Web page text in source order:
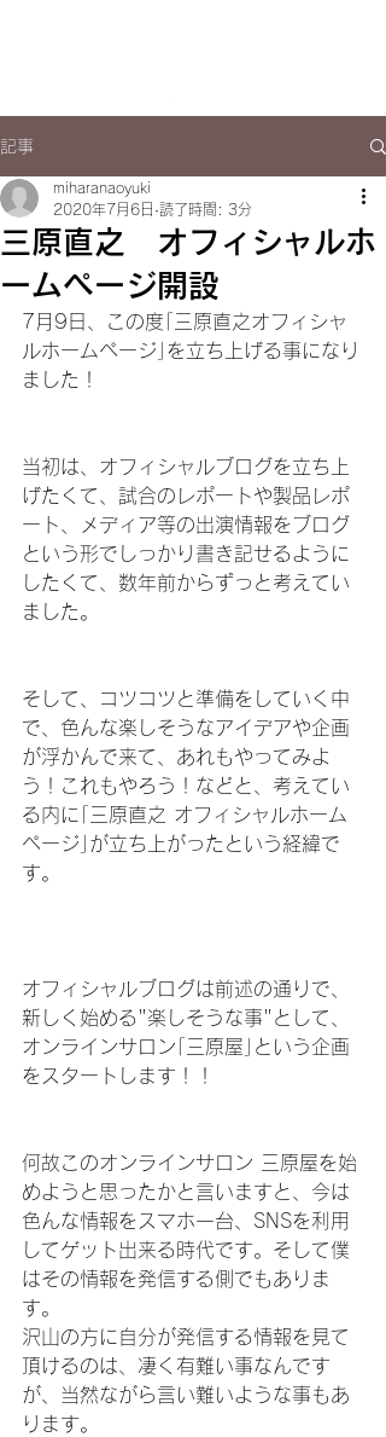
記事
三原直之 オフィシャルホ
ームページ開設
miharanaoyuki
2020年7月6日 読了時間: 3分
7月9日、この度｢三原直之オフィシャ
ルホームページ｣を立ち上げる事になり
ました！
当初は、オフィシャルブログを立ち上
げたくて、試合のレポートや製品レポ
ート、メディア等の出演情報をブログ
という形でしっかり書き記せるように
したくて、数年前からずっと考えてい
ました。
そして、コツコツと準備をしていく中
で、色んな楽しそうなアイデアや企画
が浮かんで来て、あれもやってみよ
う！これもやろう！などと、考えてい
る内に｢三原直之 オフィシャルホーム
ページ｣が立ち上がったという経緯で
す。
オフィシャルブログは前述の通りで、
新しく始める"楽しそうな事"として、
オンラインサロン｢三原屋｣という企画
をスタートします！！
何故このオンラインサロン 三原屋を始
めようと思ったかと言いますと、今は
色んな情報をスマホ一台、SNSを利用
してゲット出来る時代です。そして僕
はその情報を発信する側でもありま
す。
沢山の方に自分が発信する情報を見て
頂けるのは、凄く有難い事なんです
が、当然ながら言い難いような事もあ
ります。